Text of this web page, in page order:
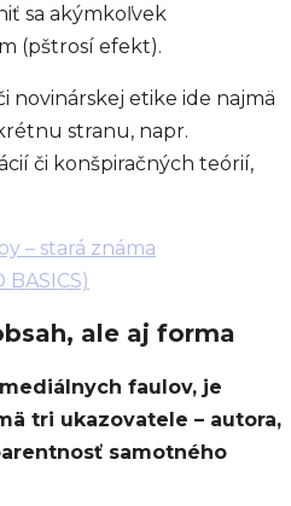
sa akýmkoľvek
(pštrosí efekt).
novinárskej etike ide najmä
stranu, napr.
či konšpiračných teórií,
– stará známa
BASICS)
ale aj forma
faulov, je
tri ukazovatele – autora,
samotného